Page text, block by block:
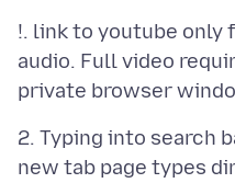
!. link to youtube only
audio. Full video
2. Typing into search